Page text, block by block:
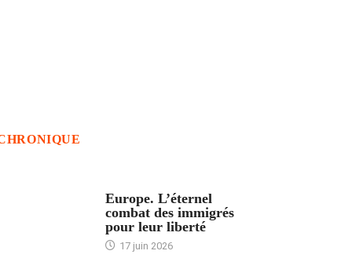
Europe. L’éternel
combat des immigrés
pour leur liberté
17 juin 2026